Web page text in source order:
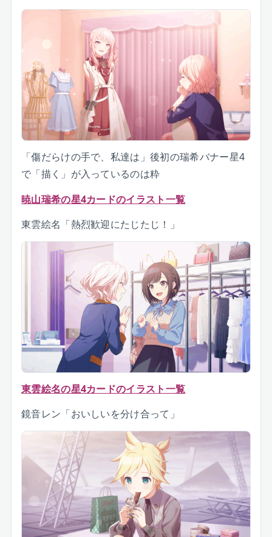
「傷だらけの手で、私達は」後初の瑞希バナー星4
で「描く」が入っているのは粋
暁山瑞希の星4カードのイラスト一覧
東雲絵名「熱烈歓迎にたじたじ！」
東雲絵名の星4カードのイラスト一覧
鏡音レン「おいしいを分け合って」